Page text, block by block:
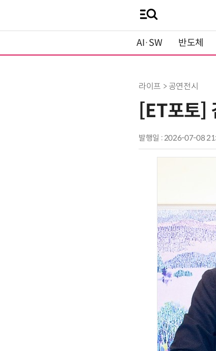
AI·SW 반도체
라이프 > 공연전시
[ET포토]
발행일 : 2026-07-08